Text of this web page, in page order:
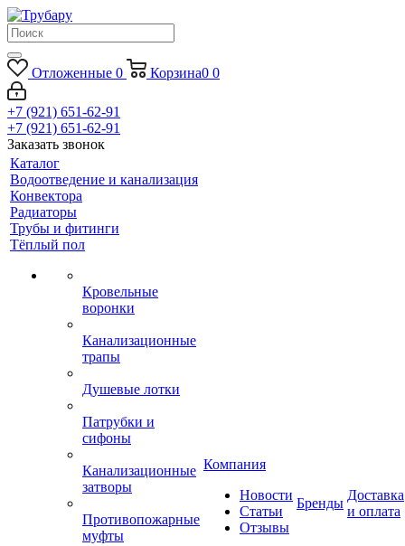
Отложенные 0 Корзина0 0
+7 (921) 651-62-91
+7 (921) 651-62-91
Заказать звонок
Каталог
Водоотведение и канализация
Конвектора
Радиаторы
Трубы и фитинги
Тёплый пол
Кровельные
воронки
Канализационные
трапы
Душевые лотки
Патрубки и
сифоны
Канализационные
затворы
Противопожарные
муфты
Компания
Новости
Статьи
Отзывы
Бренды
Доставка
и оплата